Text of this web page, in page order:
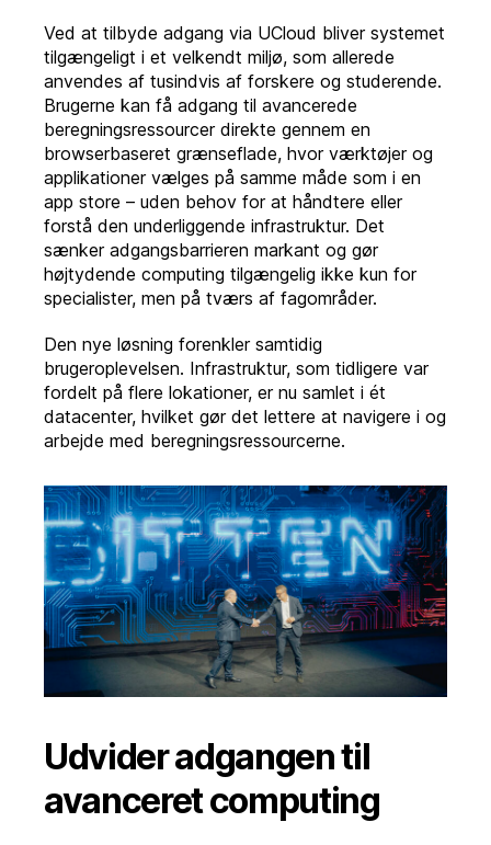
Ved at tilbyde adgang via UCloud bliver systemet
tilgængeligt i et velkendt miljø, som allerede
anvendes af tusindvis af forskere og studerende.
Brugerne kan få adgang til avancerede
beregningsressourcer direkte gennem en
browserbaseret grænseflade, hvor værktøjer og
applikationer vælges på samme måde som i en
app store – uden behov for at håndtere eller
forstå den underliggende infrastruktur. Det
sænker adgangsbarrieren markant og gør
højtydende computing tilgængelig ikke kun for
specialister, men på tværs af fagområder.
Den nye løsning forenkler samtidig
brugeroplevelsen. Infrastruktur, som tidligere var
fordelt på flere lokationer, er nu samlet i ét
datacenter, hvilket gør det lettere at navigere i og
arbejde med beregningsressourcerne.
Udvider adgangen til
avanceret computing